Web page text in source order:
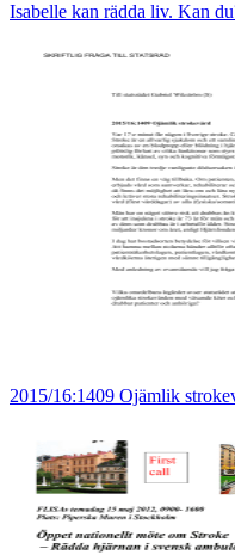
Isabelle kan rädda liv. Kan
2015/16:1409 Ojämlik